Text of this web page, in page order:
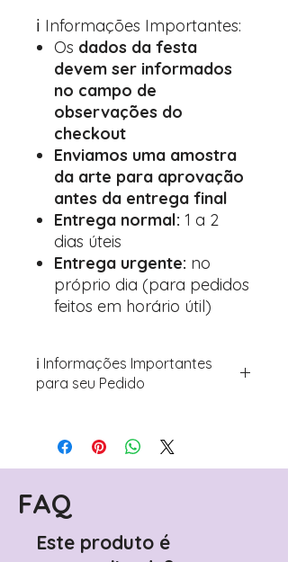
ℹ️ Informações Importantes:
Os dados da festa
devem ser informados
no campo de
observações do
checkout
Enviamos uma amostra
da arte para aprovação
antes da entrega final
Entrega normal: 1 a 2
dias úteis
Entrega urgente: no
próprio dia (para pedidos
feitos em horário útil)
ℹ️ Informações Importantes
para seu Pedido
Avance para a página de checkout
(próximo passo após o carrinho)
Encontre o campo de "Notas do
Pedido"
Adicione ali todos os detalhes de
Prefere fazer seu pedido pelo
FAQ
Este produto é